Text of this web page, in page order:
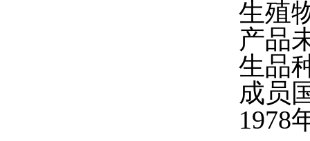
生殖
产品
生品
成员
1978